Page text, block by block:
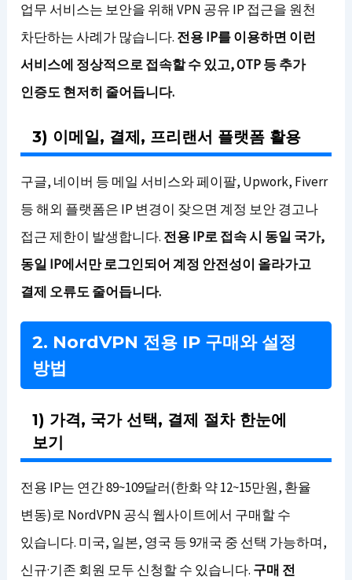
업무 서비스는 보안을 위해 VPN 공유 IP 접근을 원천
차단하는 사례가 많습니다. 전용 IP를 이용하면 이런
서비스에 정상적으로 접속할 수 있고, OTP 등 추가
인증도 현저히 줄어듭니다.
3) 이메일, 결제, 프리랜서 플랫폼 활용
구글, 네이버 등 메일 서비스와 페이팔, Upwork, Fiverr
등 해외 플랫폼은 IP 변경이 잦으면 계정 보안 경고나
접근 제한이 발생합니다. 전용 IP로 접속 시 동일 국가,
동일 IP에서만 로그인되어 계정 안전성이 올라가고
결제 오류도 줄어듭니다.
2. NordVPN 전용 IP 구매와 설정
방법
1) 가격, 국가 선택, 결제 절차 한눈에
보기
전용 IP는 연간 89~109달러(한화 약 12~15만원, 환율
변동)로 NordVPN 공식 웹사이트에서 구매할 수
있습니다. 미국, 일본, 영국 등 9개국 중 선택 가능하며,
신규·기존 회원 모두 신청할 수 있습니다. 구매 전